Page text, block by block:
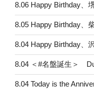
8.06 Happy Birthday、
8.05 Happy Birthday、
8.04 Happy Birthday、
8.04 ＜#名盤誕生＞
8.04 Today is the